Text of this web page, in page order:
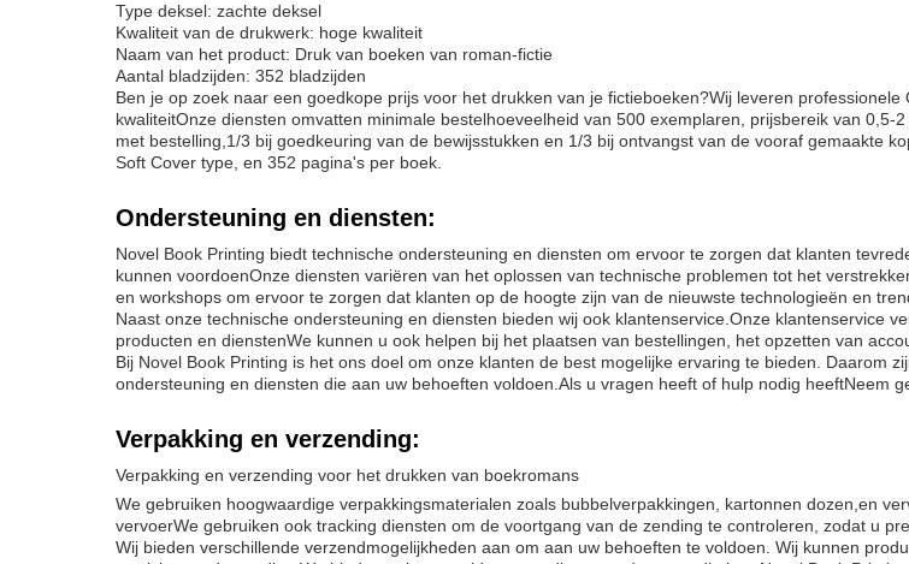
Type deksel: zachte deksel
Kwaliteit van de drukwerk: hoge kwaliteit
Naam van het product: Druk van boeken van roman-fictie
Aantal bladzijden: 352 bladzijden
Ben je op zoek naar een goedkope prijs voor het drukken van je fictieboeken?Wij leveren
kwaliteitOnze diensten omvatten minimale bestelhoeveelheid van 500 exemplaren, prijsbereik van
met bestelling,1/3 bij goedkeuring van de bewijsstukken en 1/3 bij ontvangst van de vooraf gemaakte
Soft Cover type, en 352 pagina's per boek.
Ondersteuning en diensten:
Novel Book Printing biedt technische ondersteuning en diensten om ervoor te zorgen dat klanten
kunnen voordoenOnze diensten variëren van het oplossen van technische problemen tot het
en workshops om ervoor te zorgen dat klanten op de hoogte zijn van de nieuwste technologieën en
Naast onze technische ondersteuning en diensten bieden wij ook klantenservice.Onze klantenservice
producten en dienstenWe kunnen u ook helpen bij het plaatsen van bestellingen, het opzetten van
Bij Novel Book Printing is het ons doel om onze klanten de best mogelijke ervaring te bieden. Daarom
ondersteuning en diensten die aan uw behoeften voldoen.Als u vragen heeft of hulp nodig heeftNeem
Verpakking en verzending:
Verpakking en verzending voor het drukken van boekromans
We gebruiken hoogwaardige verpakkingsmaterialen zoals bubbelverpakkingen, kartonnen dozen,en
vervoerWe gebruiken ook tracking diensten om de voortgang van de zending te controleren, zodat u
Wij bieden verschillende verzendmogelijkheden aan om aan uw behoeften te voldoen. Wij kunnen